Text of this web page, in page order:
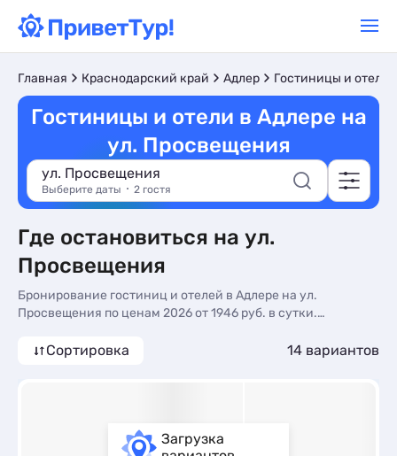
Главная Краснодарский край Адлер Гостиницы и отели
Гостиницы и отели в Адлере на
ул. Просвещения
ул. Просвещения
Выберите даты 2 гостя
Где остановиться на ул.
Просвещения
Бронирование гостиниц и отелей в Адлере на ул.
Просвещения по ценам 2026 от 1946 руб. в сутки.
посредников.
Сортировка 14 вариантов
Загрузка